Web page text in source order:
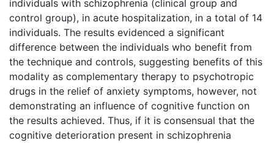
individuals with schizophrenia (clinical group and
control group), in acute hospitalization, in a total of 14
individuals. The results evidenced a significant
difference between the individuals who benefit from
the technique and controls, suggesting benefits of this
modality as complementary therapy to psychotropic
drugs in the relief of anxiety symptoms, however, not
demonstrating an influence of cognitive function on
the results achieved. Thus, if it is consensual that the
cognitive deterioration present in schizophrenia